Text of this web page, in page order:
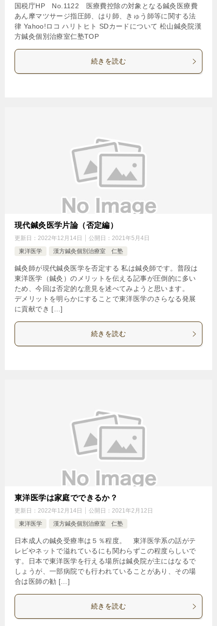
国税庁HP No.1122 医療費控除の対象となる鍼灸医療費
あん摩マツサージ指圧師、はり師、きゅう師等に関する法
律 Yahoo!ロコ ハリトヒト SDカードについて 松山鍼灸院漢
方鍼灸個別治療室仁塾TOP
続きを読む
現代鍼灸医学片論（否定編）
更新日： 2022年12月14日 公開日： 2021年5月4日
東洋医学
漢方鍼灸個別治療室 仁塾
鍼灸師が現代鍼灸医学を否定する 私は鍼灸師です。普段は
東洋医学（鍼灸）のメリットを伝える記事が圧倒的に多い
ため、今回は否定的な意見を述べてみようと思います。
デメリットを明らかにすることで東洋医学のさらなる発展
に貢献でき […]
続きを読む
東洋医学は家庭でできるか？
更新日： 2022年12月14日 公開日： 2021年2月12日
東洋医学
漢方鍼灸個別治療室 仁塾
日本成人の鍼灸受療率は５％程度。 東洋医学系の話がテ
レビやネットで溢れているにも関わらずこの程度らしいで
す。日本で東洋医学を行える場所は鍼灸院が主にはなるで
しょうが、一部病院でも行われていることがあり、その場
合は医師の勧 […]
続きを読む